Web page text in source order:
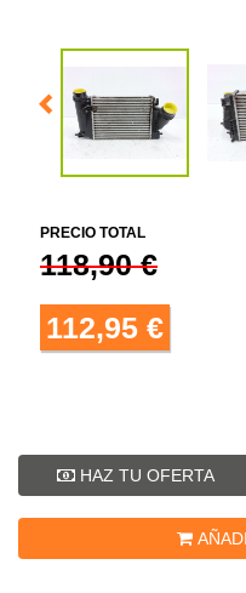
PRECIO TOTAL
118,90 €
112,95 €
HAZ TU OFERTA